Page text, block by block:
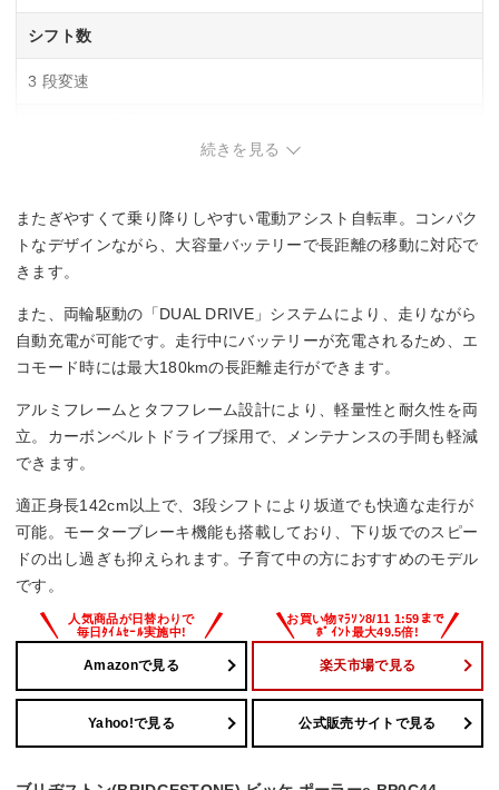
シフト数
3 段変速
充電時間
4.1 時間
パワーモード
エコモード
180 km
続きを見る
またぎやすくて乗り降りしやすい電動アシスト自転車。コンパク
トなデザインながら、大容量バッテリーで長距離の移動に対応で
きます。
また、両輪駆動の「DUAL DRIVE」システムにより、走りながら
自動充電が可能です。走行中にバッテリーが充電されるため、エ
コモード時には最大180kmの長距離走行ができます。
アルミフレームとタフフレーム設計により、軽量性と耐久性を両
立。カーボンベルトドライブ採用で、メンテナンスの手間も軽減
できます。
適正身長142cm以上で、3段シフトにより坂道でも快適な走行が
可能。モーターブレーキ機能も搭載しており、下り坂でのスピー
ドの出し過ぎも抑えられます。子育て中の方におすすめのモデル
です。
Amazonで見る 楽天市場で見る
Yahoo!で見る 公式販売サイトで見る